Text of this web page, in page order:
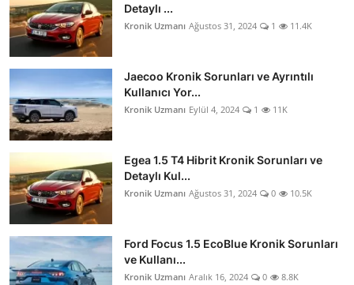
Detaylı ...
Kronik Uzmanı Ağustos 31, 2024 1 11.4K
Jaecoo Kronik Sorunları ve Ayrıntılı
Kullanıcı Yor...
Kronik Uzmanı Eylül 4, 2024 1 11K
Egea 1.5 T4 Hibrit Kronik Sorunları ve
Detaylı Kul...
Kronik Uzmanı Ağustos 31, 2024 0 10.5K
Ford Focus 1.5 EcoBlue Kronik Sorunları
ve Kullanı...
Kronik Uzmanı Aralık 16, 2024 0 8.8K